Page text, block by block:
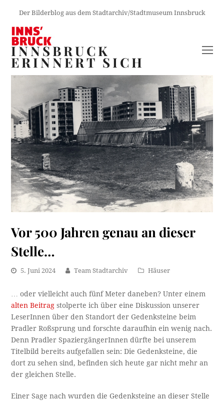
Der Bilderblog aus dem Stadtarchiv/Stadtmuseum Innsbruck
INNSBRUCK
ERINNERT SICH
Vor 500 Jahren genau an dieser
Stelle…
5. Juni 2024 Team Stadtarchiv Häuser
… oder vielleicht auch fünf Meter daneben? Unter einem
alten Beitrag stolperte ich über eine Diskussion unserer
LeserInnen über den Standort der Gedenksteine beim
Pradler Roßsprung und forschte daraufhin ein wenig nach.
Denn Pradler SpaziergängerInnen dürfte bei unserem
Titelbild bereits aufgefallen sein: Die Gedenksteine, die
dort zu sehen sind, befinden sich heute gar nicht mehr an
der gleichen Stelle.
Einer Sage nach wurden die Gedenksteine an dieser Stelle